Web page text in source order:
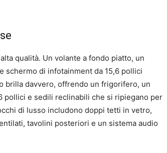
qualità. Un volante a fondo piatto, un
schermo di infotainment da 15,6 pollici
brilla davvero, offrendo un frigorifero, un
pollici e sedili reclinabili che si ripiegano per
di lusso includono doppi tetti in vetro,
tavolini posteriori e un sistema audio